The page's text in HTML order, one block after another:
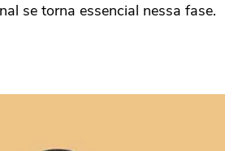
se torna essencial nessa fase.